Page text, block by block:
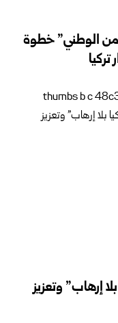
الوطني” خطوة
إرهاب” وتعزيز